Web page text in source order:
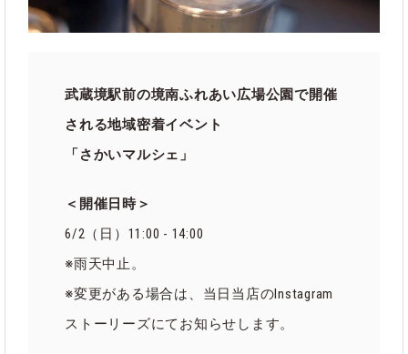
武蔵境駅前の境南ふれあい広場公園で開催
される地域密着イベント
「さかいマルシェ」
＜開催日時＞
6/2（日）11:00 - 14:00
※雨天中止。
※変更がある場合は、当日当店のInstagram
ストーリーズにてお知らせします。